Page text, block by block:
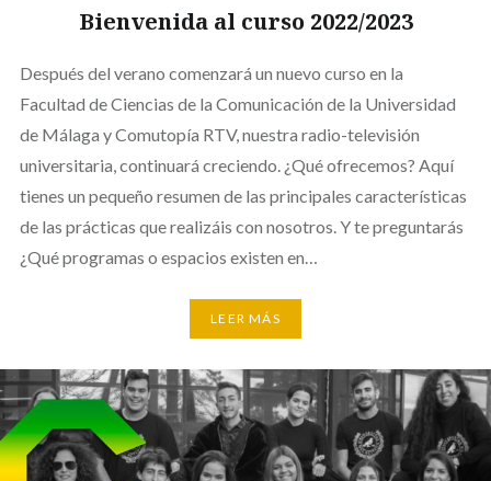
Bienvenida al curso 2022/2023
Después del verano comenzará un nuevo curso en la
Facultad de Ciencias de la Comunicación de la Universidad
de Málaga y Comutopía RTV, nuestra radio-televisión
universitaria, continuará creciendo. ¿Qué ofrecemos? Aquí
tienes un pequeño resumen de las principales características
de las prácticas que realizáis con nosotros. Y te preguntarás
¿Qué programas o espacios existen en…
LEER MÁS